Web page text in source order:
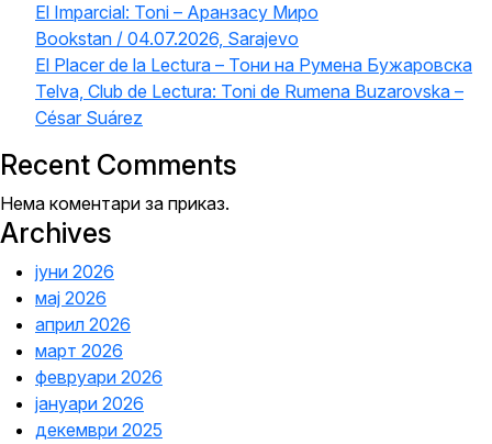
El Imparcial: Toni – Аранзасу Миро
Bookstan / 04.07.2026, Sarajevo
El Placer de la Lectura – Тони на Румена Бужаровска
Telva, Club de Lectura: Toni de Rumena Buzarovska –
César Suárez
Recent Comments
Нема коментари за приказ.
Archives
јуни 2026
мај 2026
април 2026
март 2026
февруари 2026
јануари 2026
декември 2025